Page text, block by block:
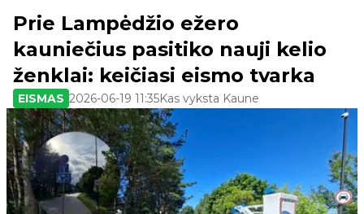
Prie Lampėdžio ežero
kauniečius pasitiko nauji kelio
ženklai: keičiasi eismo tvarka
EISMAS 2026-06-19 11:35Kas vyksta Kaune